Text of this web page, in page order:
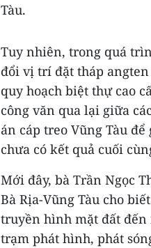
Tàu.
Tuy nhiên, trong quá
đổi vị trí đặt tháp
quy hoạch biệt thự cao
công văn qua lại giữa
án cáp treo Vũng Tàu
chưa có kết quả cuối
Mới đây, bà Trần Ngọc
Bà Rịa-Vũng Tàu cho
truyền hình mặt đất đến
trạm phát hình, phát